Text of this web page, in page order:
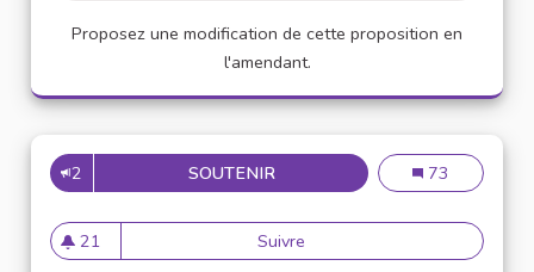
Proposez une modification de cette proposition en
l'amendant.
2 SOUTENIRINCLUSION DES ÉTUDIANTS
Inclusion des
73
21
21 abonnés
Suivre Inclusion des étudiants en